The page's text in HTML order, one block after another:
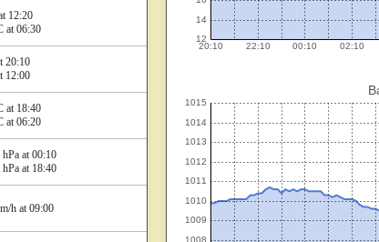
12:20
at 06:30
20:10
12:00
at 18:40
at 06:20
hPa at 00:10
hPa at 18:40
h at 09:00